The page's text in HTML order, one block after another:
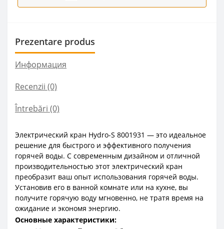
Prezentare produs
Информация
Recenzii (0)
Întrebări (0)
Электрический кран Hydro-S 8001931 — это идеальное
решение для быстрого и эффективного получения
горячей воды. С современным дизайном и отличной
производительностью этот электрический кран
преобразит ваш опыт использования горячей воды.
Установив его в ванной комнате или на кухне, вы
получите горячую воду мгновенно, не тратя время на
ожидание и экономя энергию.
Основные характеристики: